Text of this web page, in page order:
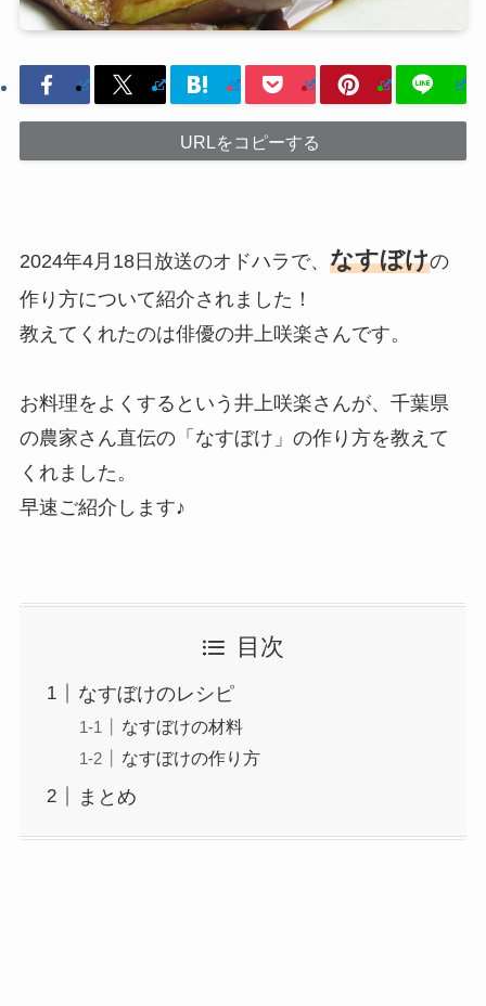
URLをコピーする
2024年4月18日放送のオドハラで、 なすぼけの
作り方について紹介されました！
教えてくれたのは俳優の井上咲楽さんです。
お料理をよくするという井上咲楽さんが、千葉県
の農家さん直伝の「なすぼけ」の作り方を教えて
くれました。
早速ご紹介します♪
目次
なすぼけのレシピ
なすぼけの材料
なすぼけの作り方
まとめ